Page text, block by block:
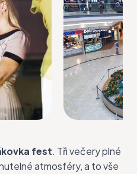
fest. Tři večery plné
atmosféry, a to vše